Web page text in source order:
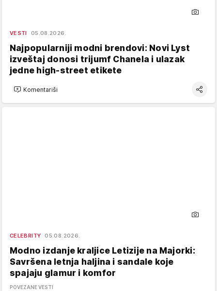
VESTI 05.08.2026.
Najpopularniji modni brendovi: Novi Lyst
izveštaj donosi trijumf Chanela i ulazak
jedne high-street etikete
Komentariši
CELEBRITY 05.08.2026.
Modno izdanje kraljice Letizije na Majorki:
Savršena letnja haljina i sandale koje
spajaju glamur i komfor
POVEZANE VESTI